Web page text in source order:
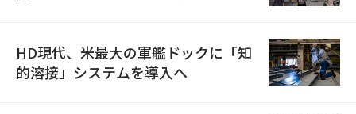
HD現代、米最大の軍艦ドックに「知
的溶接」システムを導入へ